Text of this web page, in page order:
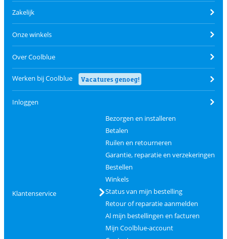
Zakelijk
Onze winkels
Over Coolblue
Werken bij Coolblue Vacatures genoeg!
Inloggen
Klantenservice
Bezorgen en installeren
Betalen
Ruilen en retourneren
Garantie, reparatie en verzekeringen
Bestellen
Winkels
Status van mijn bestelling
Retour of reparatie aanmelden
Al mijn bestellingen en facturen
Mijn Coolblue-account